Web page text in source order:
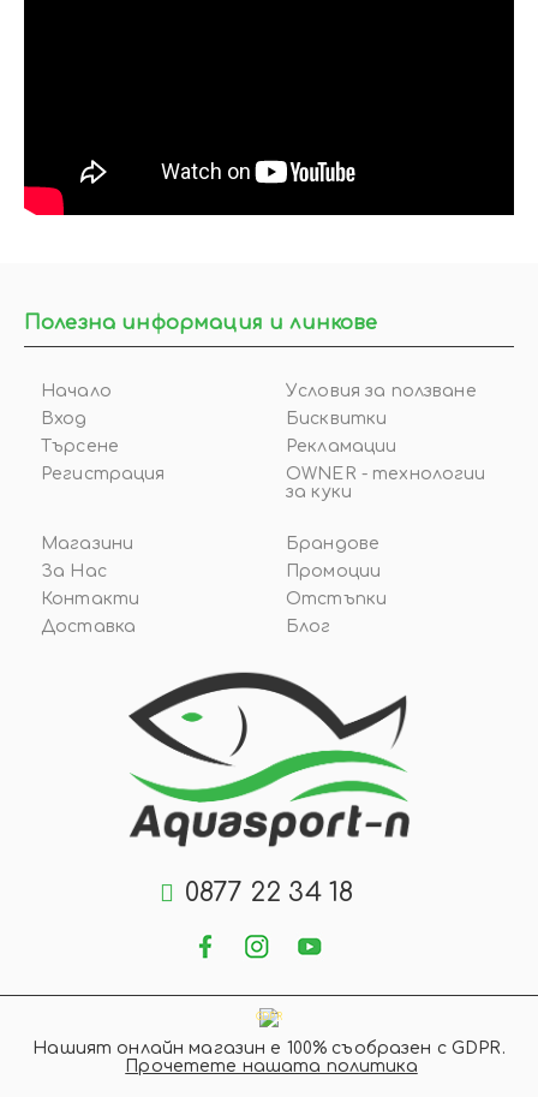
0877 22 34 18
Полезна информация и линкове
Начало
Вход
Търсене
Регистрация
Условия за ползване
Бисквитки
Рекламации
OWNER - технологии
за куки
Магазини
За Нас
Контакти
Доставка
Брандове
Промоции
Отстъпки
Блог
GDPR
Нашият онлайн магазин е 100% съобразен с GDPR.
Прочетете нашата политика